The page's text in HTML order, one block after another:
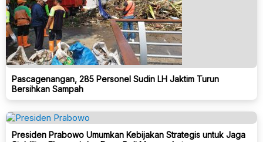
Pascagenangan, 285 Personel Sudin LH Jaktim Turun
Bersihkan Sampah
Presiden Prabowo Umumkan Kebijakan Strategis untuk Jaga